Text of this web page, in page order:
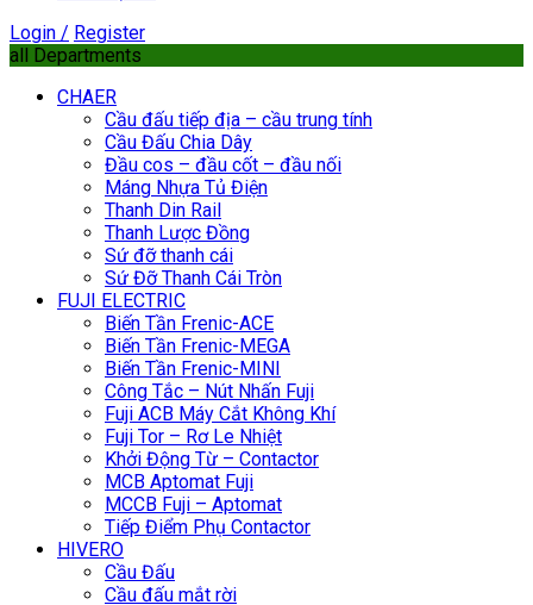
Login / Register
all Departments
CHAER
Cầu đấu tiếp địa – cầu trung tính
Cầu Đấu Chia Dây
Đầu cos – đầu cốt – đầu nối
Máng Nhựa Tủ Điện
Thanh Din Rail
Thanh Lược Đồng
Sứ đỡ thanh cái
Sứ Đỡ Thanh Cái Tròn
FUJI ELECTRIC
Biến Tần Frenic-ACE
Biến Tần Frenic-MEGA
Biến Tần Frenic-MINI
Công Tắc – Nút Nhấn Fuji
Fuji ACB Máy Cắt Không Khí
Fuji Tor – Rơ Le Nhiệt
Khởi Động Từ – Contactor
MCB Aptomat Fuji
MCCB Fuji – Aptomat
Tiếp Điểm Phụ Contactor
HIVERO
Cầu Đấu
Cầu đấu mắt rời